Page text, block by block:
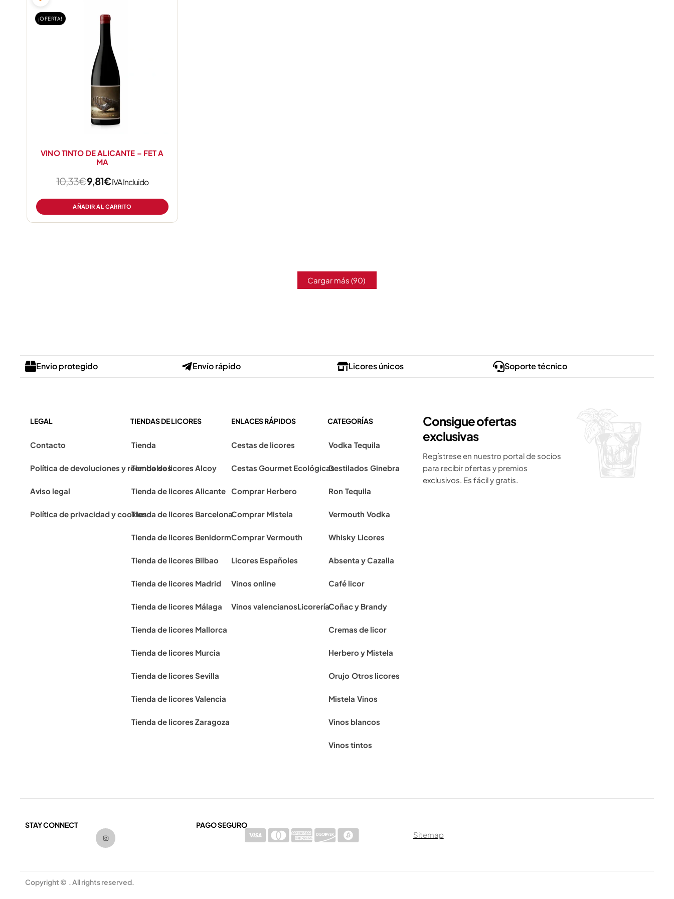
¡OFERTA!
VINO TINTO DE ALICANTE – FET A
MA
10,33€
original
era:
10,33€.
9,81€
actual
es:
9,81€.
IVA Incluido
AÑADIR AL CARRITO
Cargar más (90)
Envio protegido Envío rápido Licores únicos Soporte técnico
LEGAL
Contacto
Política de devoluciones y reembolsos
Aviso legal
Política de privacidad y cookies
TIENDAS DE LICORES
Tienda
Tienda de licores Alcoy
Tienda de licores Alicante
Tienda de licores Barcelona
Tienda de licores Benidorm
Tienda de licores Bilbao
Tienda de licores Madrid
Tienda de licores Málaga
Tienda de licores Mallorca
Tienda de licores Murcia
Tienda de licores Sevilla
Tienda de licores Valencia
Tienda de licores Zaragoza
ENLACES RÁPIDOS
Cestas de licores
Cestas Gourmet Ecológicas
Comprar Herbero
Comprar Mistela
Comprar Vermouth
Licores Españoles
Vinos online
Vinos valencianosLicorería
CATEGORÍAS
Vodka Tequila
Destilados Ginebra
Ron Tequila
Vermouth Vodka
Whisky Licores
Absenta y Cazalla
Café licor
Coñac y Brandy
Cremas de licor
Herbero y Mistela
Orujo Otros licores
Mistela Vinos
Vinos blancos
Vinos tintos
Consigue ofertas
exclusivas
Regístrese en nuestro portal de socios
para recibir ofertas y premios
exclusivos. Es fácil y gratis.
STAY CONNECT
I
n
s
t
a
PAGO SEGURO
Sitemap
Copyright © . All rights reserved.